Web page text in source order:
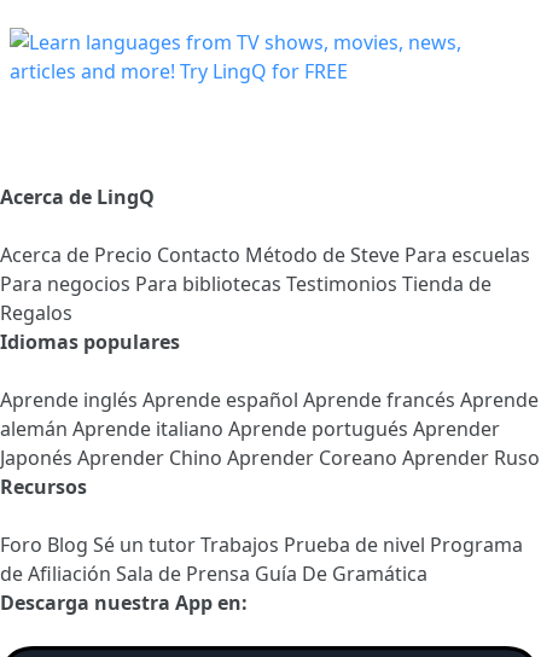
Acerca de LingQ
Acerca de Precio Contacto Método de Steve Para escuelas
Para negocios Para bibliotecas Testimonios Tienda de
Regalos
Idiomas populares
Aprende inglés Aprende español Aprende francés Aprende
alemán Aprende italiano Aprende portugués Aprender
Japonés Aprender Chino Aprender Coreano Aprender Ruso
Recursos
Foro Blog Sé un tutorTrabajos Prueba de nivel Programa
de Afiliación Sala de Prensa Guía De Gramática
Descarga nuestra App en: